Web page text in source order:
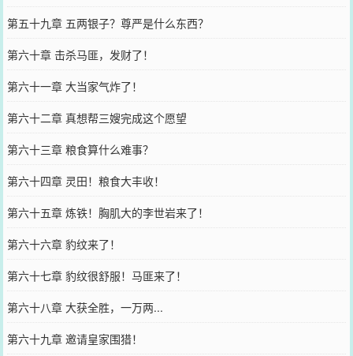
第五十九章 五两银子？尊严是什么东西？
第六十章 击杀马匪，发财了！
第六十一章 大当家气炸了！
第六十二章 真想帮三嫂完成这个愿望
第六十三章 粮食算什么难事？
第六十四章 灵田！粮食大丰收！
第六十五章 炼铁！胸肌大的李世岩来了！
第六十六章 豹纹来了！
第六十七章 豹纹很舒服！马匪来了！
第六十八章 大获全胜，一万两...
第六十九章 邀请皇家围猎！